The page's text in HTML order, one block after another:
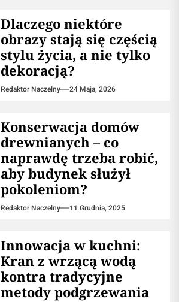
Dlaczego niektóre
obrazy stają się częścią
stylu życia, a nie tylko
dekoracją?
Redaktor Naczelny 24 Maja, 2026
Konserwacja domów
drewnianych – co
naprawdę trzeba robić,
aby budynek służył
pokoleniom?
Redaktor Naczelny 11 Grudnia, 2025
Innowacja w kuchni:
Kran z wrzącą wodą
kontra tradycyjne
metody podgrzewania